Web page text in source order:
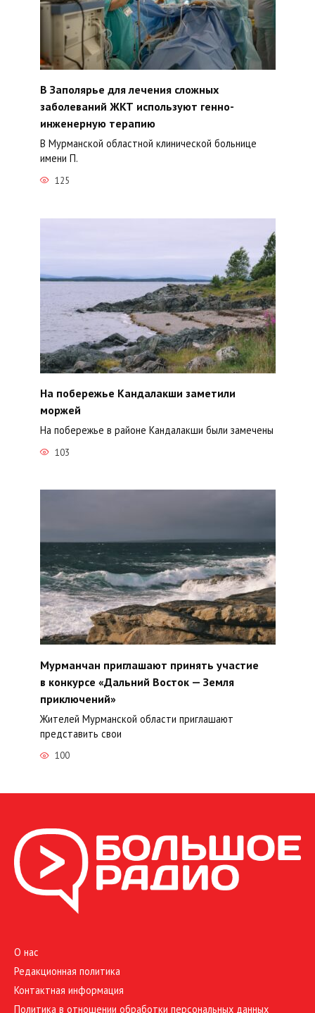
В Заполярье для лечения сложных
заболеваний ЖКТ используют генно-
инженерную терапию
В Мурманской областной клинической больнице
имени П.
125
На побережье Кандалакши заметили
моржей
На побережье в районе Кандалакши были замечены
103
Мурманчан приглашают принять участие
в конкурсе «Дальний Восток — Земля
приключений»
Жителей Мурманской области приглашают
представить свои
100
О нас
Редакционная политика
Контактная информация
Политика в отношении обработки персональных данных